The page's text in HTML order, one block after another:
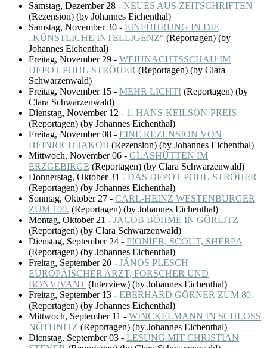
Samstag, Dezember 28 - NEUES AUS ZEITSCHRIFTEN
(Rezension) (by Johannes Eichenthal)
Samstag, November 30 - EINFÜHRUNG IN DIE
„KÜNSTLICHE INTELLIGENZ“ (Reportagen) (by
Johannes Eichenthal)
Freitag, November 29 - WEIHNACHTSSCHAU IM
DEPOT POHL-STRÖHER (Reportagen) (by Clara
Schwarzenwald)
Freitag, November 15 - MEHR LICHT! (Reportagen) (by
Clara Schwarzenwald)
Dienstag, November 12 - 1. HANS-KEILSON-PREIS
(Reportagen) (by Johannes Eichenthal)
Freitag, November 08 - EINE REZENSION VON
HEINRICH JAKOB (Rezension) (by Johannes Eichenthal)
Mittwoch, November 06 - GLASHÜTTEN IM
ERZGEBIRGE (Reportagen) (by Clara Schwarzenwald)
Donnerstag, Oktober 31 - DAS DEPOT POHL-STRÖHER
(Reportagen) (by Johannes Eichenthal)
Sonntag, Oktober 27 - CARL-HEINZ WESTENBURGER
ZUM 100. (Reportagen) (by Johannes Eichenthal)
Montag, Oktober 21 - JACOB BÖHME IN GÖRLITZ
(Reportagen) (by Clara Schwarzenwald)
Dienstag, September 24 - PIONIER, SCOUT, SHERPA
(Reportagen) (by Johannes Eichenthal)
Freitag, September 20 - JÁNOS PLESCH –
EUROPÄISCHER ARZT, FORSCHER UND
BONVIVANT (Interview) (by Johannes Eichenthal)
Freitag, September 13 - EBERHARD GÖRNER ZUM 80.
(Reportagen) (by Johannes Eichenthal)
Mittwoch, September 11 - WINCKELMANN IN SCHLOSS
NÖTHNITZ (Reportagen) (by Johannes Eichenthal)
Dienstag, September 03 - LESUNG MIT CHRISTIAN